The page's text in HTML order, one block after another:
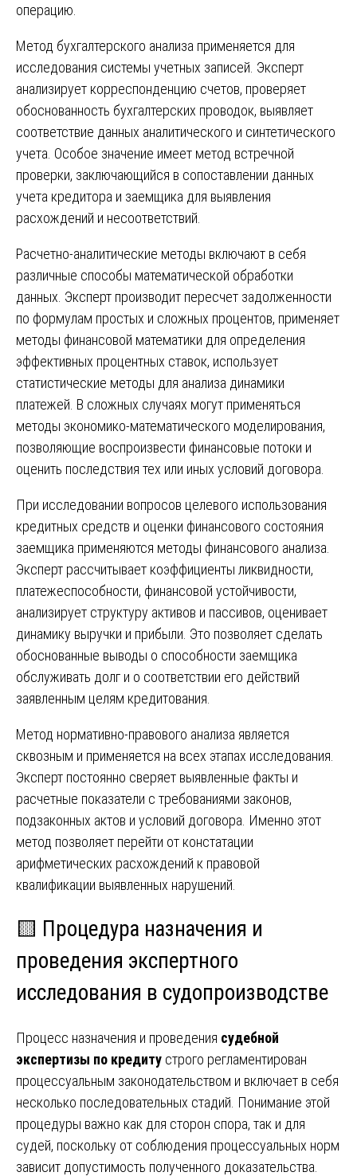
операцию.
Метод бухгалтерского анализа применяется для
исследования системы учетных записей. Эксперт
анализирует корреспонденцию счетов, проверяет
обоснованность бухгалтерских проводок, выявляет
соответствие данных аналитического и синтетического
учета. Особое значение имеет метод встречной
проверки, заключающийся в сопоставлении данных
учета кредитора и заемщика для выявления
расхождений и несоответствий.
Расчетно-аналитические методы включают в себя
различные способы математической обработки
данных. Эксперт производит пересчет задолженности
по формулам простых и сложных процентов, применяет
методы финансовой математики для определения
эффективных процентных ставок, использует
статистические методы для анализа динамики
платежей. В сложных случаях могут применяться
методы экономико-математического моделирования,
позволяющие воспроизвести финансовые потоки и
оценить последствия тех или иных условий договора.
При исследовании вопросов целевого использования
кредитных средств и оценки финансового состояния
заемщика применяются методы финансового анализа.
Эксперт рассчитывает коэффициенты ликвидности,
платежеспособности, финансовой устойчивости,
анализирует структуру активов и пассивов, оценивает
динамику выручки и прибыли. Это позволяет сделать
обоснованные выводы о способности заемщика
обслуживать долг и о соответствии его действий
заявленным целям кредитования.
Метод нормативно-правового анализа является
сквозным и применяется на всех этапах исследования.
Эксперт постоянно сверяет выявленные факты и
расчетные показатели с требованиями законов,
подзаконных актов и условий договора. Именно этот
метод позволяет перейти от констатации
арифметических расхождений к правовой
квалификации выявленных нарушений.
🟨 Процедура назначения и
проведения экспертного
исследования в судопроизводстве
Процесс назначения и проведения судебной
экспертизы по кредиту строго регламентирован
процессуальным законодательством и включает в себя
несколько последовательных стадий. Понимание этой
процедуры важно как для сторон спора, так и для
судей, поскольку от соблюдения процессуальных норм
зависит допустимость полученного доказательства.